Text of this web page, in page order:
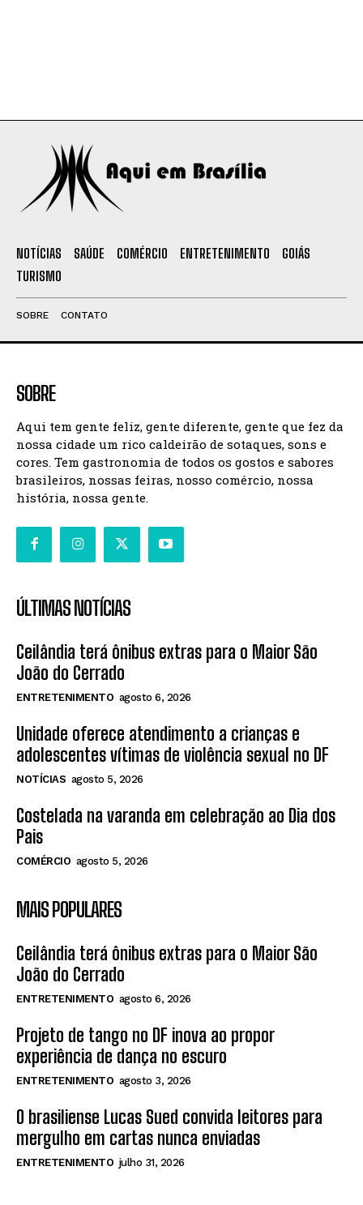
NOTÍCIAS SAÚDE COMÉRCIO ENTRETENIMENTO
GOIÁS
TURISMO
SOBRE CONTATO
SOBRE
Aqui tem gente feliz, gente diferente, gente que fez da
nossa cidade um rico caldeirão de sotaques, sons e
cores. Tem gastronomia de todos os gostos e sabores
brasileiros, nossas feiras, nosso comércio, nossa
história, nossa gente.
ÚLTIMAS NOTÍCIAS
Ceilândia terá ônibus extras para o Maior São
João do Cerrado
ENTRETENIMENTO agosto 6, 2026
Unidade oferece atendimento a crianças e
adolescentes vítimas de violência sexual no DF
NOTÍCIAS agosto 5, 2026
Costelada na varanda em celebração ao Dia dos
Pais
COMÉRCIO agosto 5, 2026
MAIS POPULARES
Ceilândia terá ônibus extras para o Maior São
João do Cerrado
ENTRETENIMENTO agosto 6, 2026
Projeto de tango no DF inova ao propor
experiência de dança no escuro
ENTRETENIMENTO agosto 3, 2026
O brasiliense Lucas Sued convida leitores para
mergulho em cartas nunca enviadas
ENTRETENIMENTO julho 31, 2026